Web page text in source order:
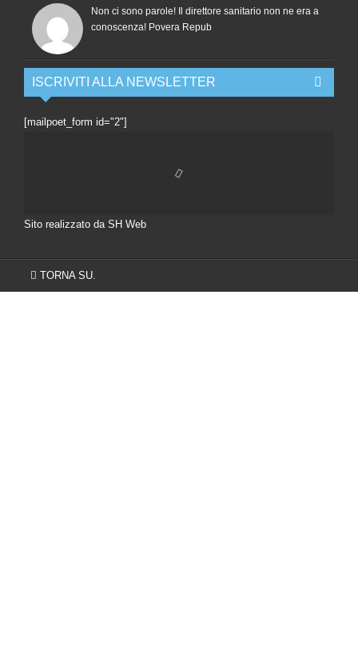
Non ci sono parole! Il direttore sanitario non ne era a
conoscenza! Povera Repub
ISCRIVITI ALLA NEWSLETTER
[mailpoet_form id="2"]
Sito realizzato da SH Web
TORNA SU.